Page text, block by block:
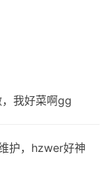
我好菜啊gg
护，hzwer好神